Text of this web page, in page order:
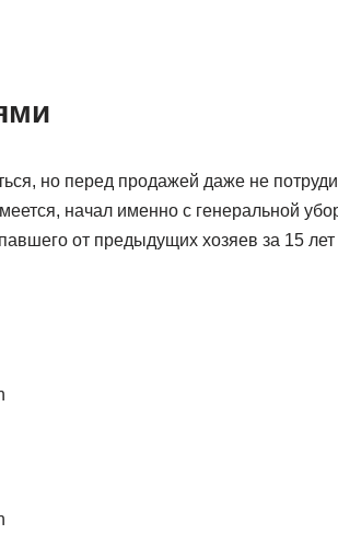
но перед продажей даже не
начал именно с генеральной
от предыдущих хозяев за 15 лет